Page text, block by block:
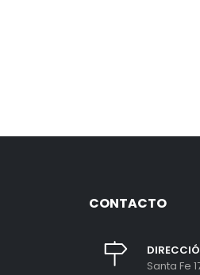
CONTACTO
Santa Fe